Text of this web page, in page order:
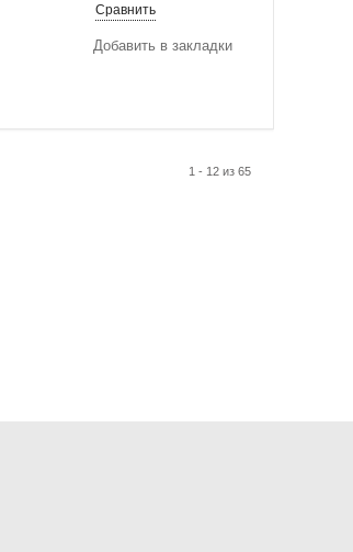
Сравнить
Добавить в закладки
1 - 12 из 65